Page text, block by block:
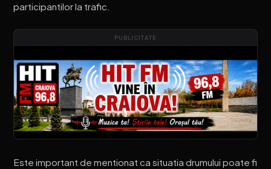
participantilor la trafic.
PUBLICITATE
Este important de mentionat ca situatia drumului poate fi